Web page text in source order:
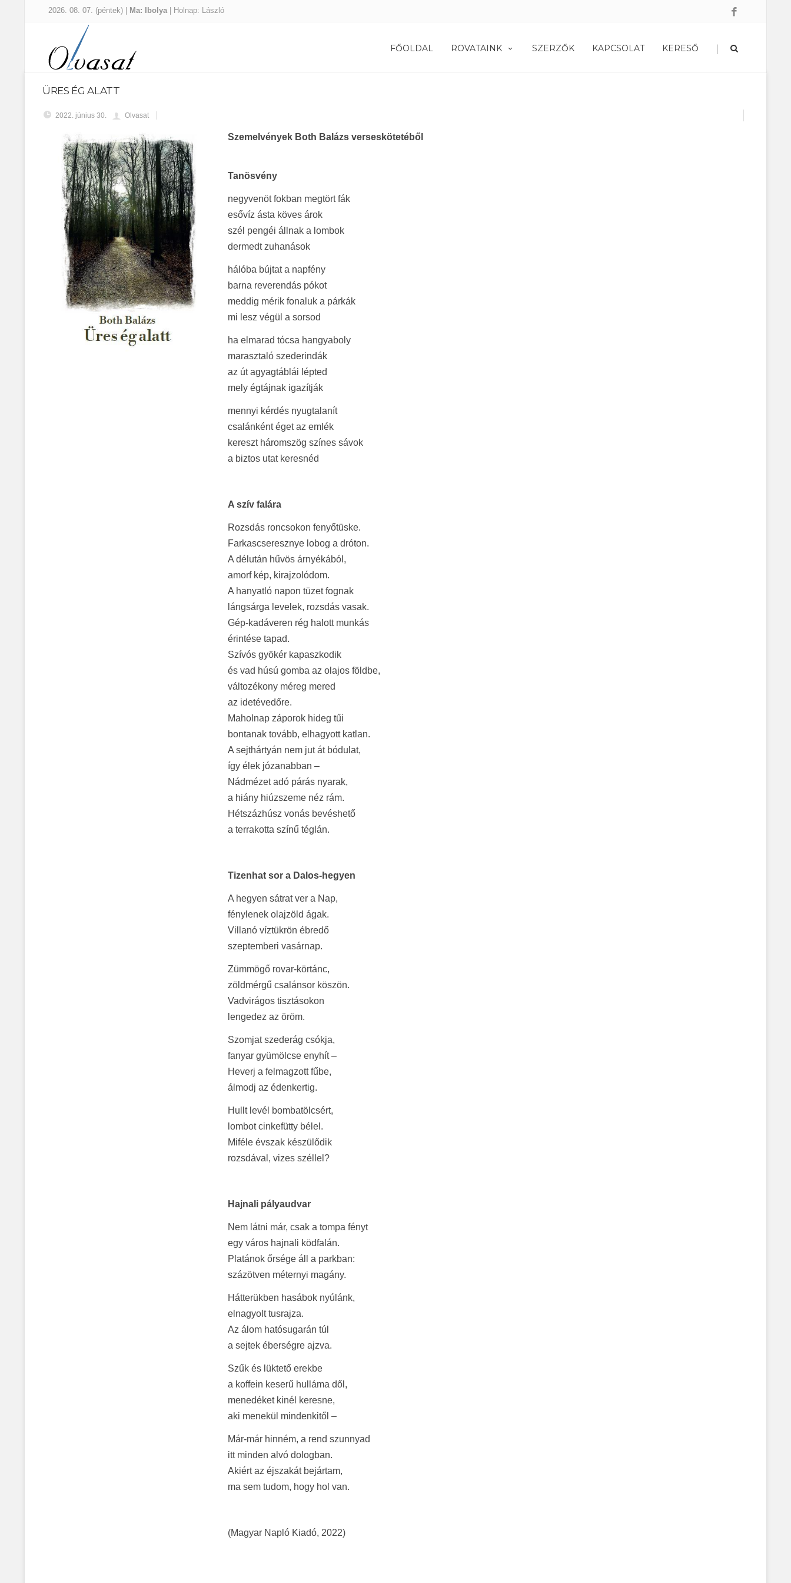
2026. 08. 07. (péntek) | Ma: Ibolya | Holnap: László
FŐOLDAL ROVATAINK SZERZŐK KAPCSOLAT KERESŐ |
ÜRES ÉG ALATT
2022. június 30. Olvasat
Szemelvények Both Balázs verseskötetéből
Tanösvény
negyvenöt fokban megtört fák
esővíz ásta köves árok
szél pengéi állnak a lombok
dermedt zuhanások
hálóba bújtat a napfény
barna reverendás pókot
meddig mérik fonaluk a párkák
mi lesz végül a sorsod
ha elmarad tócsa hangyaboly
marasztaló szederindák
az út agyagtáblái lépted
mely égtájnak igazítják
mennyi kérdés nyugtalanít
csalánként éget az emlék
kereszt háromszög színes sávok
a biztos utat keresnéd
A szív falára
Rozsdás roncsokon fenyőtüske.
Farkascseresznye lobog a dróton.
A délután hűvös árnyékából,
amorf kép, kirajzolódom.
A hanyatló napon tüzet fognak
lángsárga levelek, rozsdás vasak.
Gép-kadáveren rég halott munkás
érintése tapad.
Szívós gyökér kapaszkodik
és vad húsú gomba az olajos földbe,
változékony méreg mered
az idetévedőre.
Maholnap záporok hideg tűi
bontanak tovább, elhagyott katlan.
A sejthártyán nem jut át bódulat,
így élek józanabban –
Nádmézet adó párás nyarak,
a hiány hiúzszeme néz rám.
Hétszázhúsz vonás bevéshető
a terrakotta színű téglán.
Tizenhat sor a Dalos-hegyen
A hegyen sátrat ver a Nap,
fénylenek olajzöld ágak.
Villanó víztükrön ébredő
szeptemberi vasárnap.
Zümmögő rovar-körtánc,
zöldmérgű csalánsor köszön.
Vadvirágos tisztásokon
lengedez az öröm.
Szomjat szederág csókja,
fanyar gyümölcse enyhít –
Heverj a felmagzott fűbe,
álmodj az édenkertig.
Hullt levél bombatölcsért,
lombot cinkefütty bélel.
Miféle évszak készülődik
rozsdával, vizes széllel?
Hajnali pályaudvar
Nem látni már, csak a tompa fényt
egy város hajnali ködfalán.
Platánok őrsége áll a parkban:
százötven méternyi magány.
Hátterükben hasábok nyúlánk,
elnagyolt tusrajza.
Az álom hatósugarán túl
a sejtek éberségre ajzva.
Szűk és lüktető erekbe
a koffein keserű hulláma dől,
menedéket kinél keresne,
aki menekül mindenkitől –
Már-már hinném, a rend szunnyad
itt minden alvó dologban.
Akiért az éjszakát bejártam,
ma sem tudom, hogy hol van.
(Magyar Napló Kiadó, 2022)